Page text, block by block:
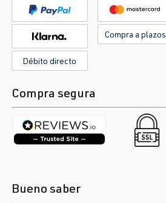
Compra a plazos
Débito directo
Compra segura
Bueno saber